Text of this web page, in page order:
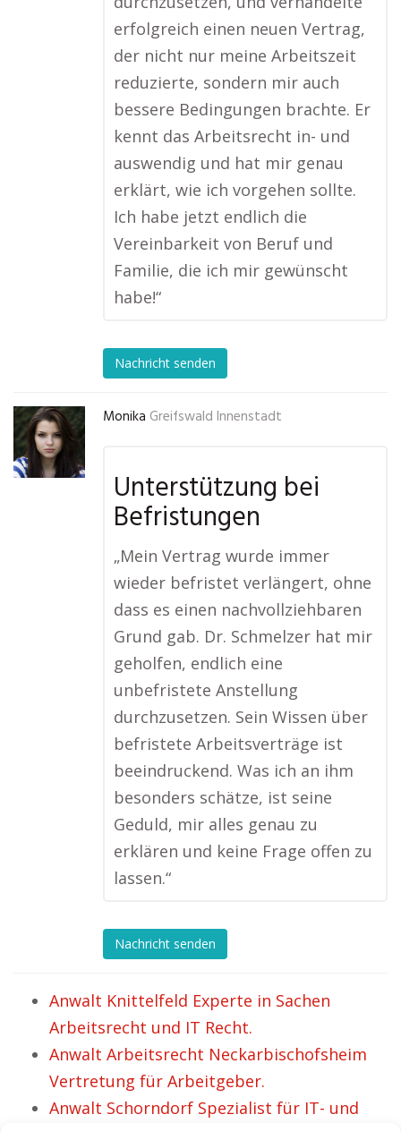
erfolgreich einen neuen Vertrag,
der nicht nur meine Arbeitszeit
reduzierte, sondern mir auch
bessere Bedingungen brachte. Er
kennt das Arbeitsrecht in- und
auswendig und hat mir genau
erklärt, wie ich vorgehen sollte.
Ich habe jetzt endlich die
Vereinbarkeit von Beruf und
Familie, die ich mir gewünscht
habe!“
Nachricht senden
Monika Greifswald Innenstadt
Unterstützung bei
Befristungen
„Mein Vertrag wurde immer
wieder befristet verlängert, ohne
dass es einen nachvollziehbaren
Grund gab. Dr. Schmelzer hat mir
geholfen, endlich eine
unbefristete Anstellung
durchzusetzen. Sein Wissen über
befristete Arbeitsverträge ist
beeindruckend. Was ich an ihm
besonders schätze, ist seine
Geduld, mir alles genau zu
erklären und keine Frage offen zu
lassen.“
Nachricht senden
Anwalt Knittelfeld Experte in Sachen
Arbeitsrecht und IT Recht.
Anwalt Arbeitsrecht Neckarbischofsheim
Vertretung für Arbeitgeber.
Anwalt Schorndorf Spezialist für IT- und